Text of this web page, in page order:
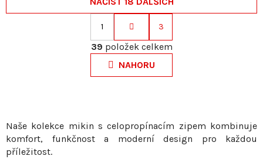
O
v
l
á
c
í
S
t
r
á
v
á
1 3
39 položek celkem
NAHORU
Naše kolekce mikin s celopropínacím zipem kombinuje
komfort, funkčnost a moderní design pro každou
příležitost.